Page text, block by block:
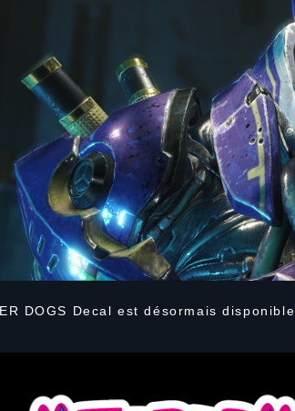
DOGS Decal est désormais disponible.